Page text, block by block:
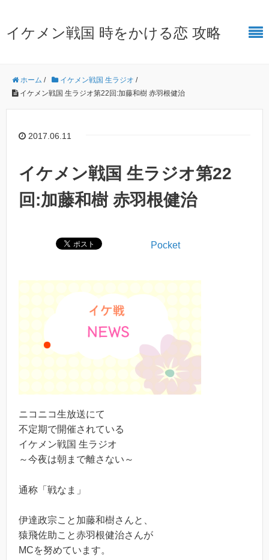
イケメン戦国 時をかける恋 攻略
ホーム / イケメン戦国 生ラジオ /
イケメン戦国 生ラジオ第22回:加藤和樹 赤羽根健治
2017.06.11
イケメン戦国 生ラジオ第22
回:加藤和樹 赤羽根健治
Pocket
ニコニコ生放送にて
不定期で開催されている
イケメン戦国 生ラジオ
～今夜は朝まで離さない～
通称「戦なま」
伊達政宗こと加藤和樹さんと、
猿飛佐助こと赤羽根健治さんが
MCを努めています。